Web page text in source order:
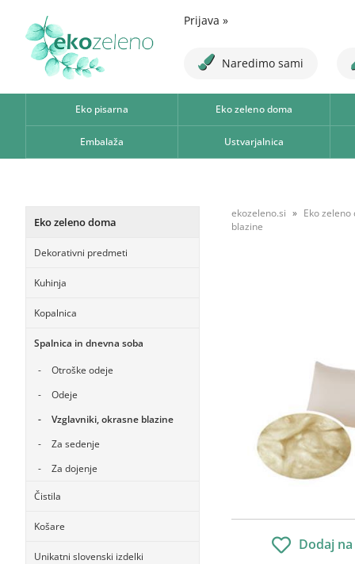
Prijava »
Naredimo sami
Eko pisarna Eko zeleno doma
Embalaža Ustvarjalnica
Eko zeleno doma
Dekorativni predmeti
Kuhinja
Kopalnica
Spalnica in dnevna soba
Otroške odeje
Odeje
Vzglavniki, okrasne blazine
Za sedenje
Za dojenje
Čistila
Košare
Unikatni slovenski izdelki
ekozeleno.si
Eko zeleno
blazine
Dodaj